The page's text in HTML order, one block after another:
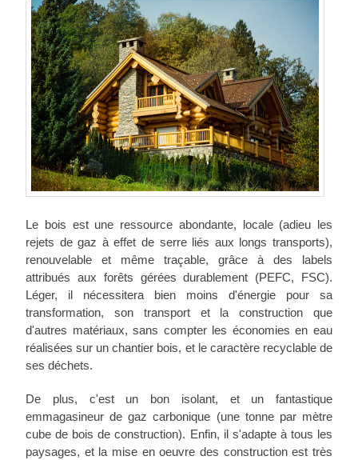
Le bois est une ressource abondante, locale (adieu les
rejets de gaz à effet de serre liés aux longs transports),
renouvelable et même traçable, grâce à des labels
attribués aux forêts gérées durablement (PEFC, FSC).
Léger, il nécessitera bien moins d'énergie pour sa
transformation, son transport et la construction que
d'autres matériaux, sans compter les économies en eau
réalisées sur un chantier bois, et le caractère recyclable de
ses déchets.
De plus, c'est un bon isolant, et un fantastique
emmagasineur de gaz carbonique (une tonne par mètre
cube de bois de construction). Enfin, il s'adapte à tous les
paysages, et la mise en oeuvre des construction est très